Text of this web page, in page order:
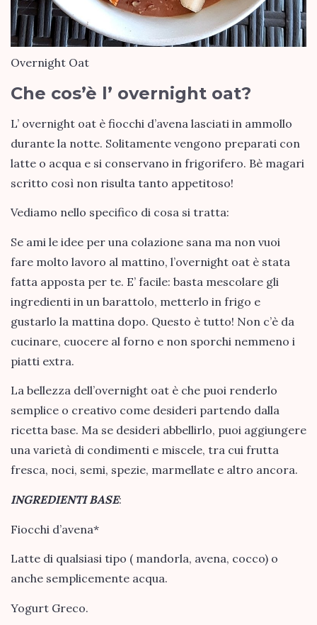
Overnight Oat
Che cos’è l’ overnight oat?
L’ overnight oat è fiocchi d’avena lasciati in ammollo
durante la notte. Solitamente vengono preparati con
latte o acqua e si conservano in frigorifero. Bè magari
scritto così non risulta tanto appetitoso!
Vediamo nello specifico di cosa si tratta:
Se ami le idee per una colazione sana ma non vuoi
fare molto lavoro al mattino, l’overnight oat è stata
fatta apposta per te. E’ facile: basta mescolare gli
ingredienti in un barattolo, metterlo in frigo e
gustarlo la mattina dopo. Questo è tutto! Non c’è da
cucinare, cuocere al forno e non sporchi nemmeno i
piatti extra.
La bellezza dell’overnight oat è che puoi renderlo
semplice o creativo come desideri partendo dalla
ricetta base. Ma se desideri abbellirlo, puoi aggiungere
una varietà di condimenti e miscele, tra cui frutta
fresca, noci, semi, spezie, marmellate e altro ancora.
INGREDIENTI BASE:
Fiocchi d’avena*
Latte di qualsiasi tipo ( mandorla, avena, cocco) o
anche semplicemente acqua.
Yogurt Greco.